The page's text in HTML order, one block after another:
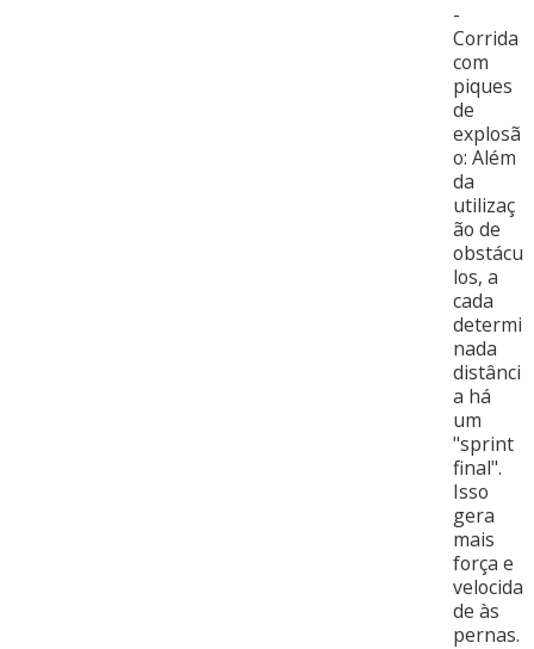
-
Corrida
com
piques
de
explosã
o: Além
da
utilizaç
ão de
obstácu
los, a
cada
determi
nada
distânci
a há
um
"sprint
final".
Isso
gera
mais
força e
velocida
de às
pernas.